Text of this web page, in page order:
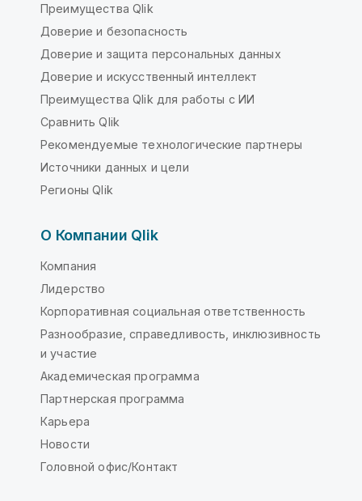
Преимущества Qlik
Доверие и безопасность
Доверие и защита персональных данных
Доверие и искусственный интеллект
Преимущества Qlik для работы с ИИ
Сравнить Qlik
Рекомендуемые технологические партнеры
Источники данных и цели
Регионы Qlik
О Компании Qlik
Компания
Лидерство
Корпоративная социальная ответственность
Разнообразие, справедливость, инклюзивность
и участие
Академическая программа
Партнерская программа
Карьера
Новости
Головной офис/Контакт